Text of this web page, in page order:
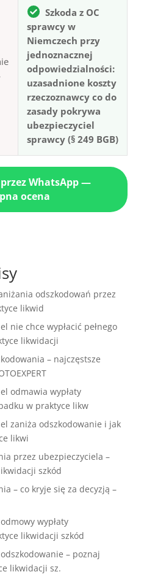
Szkoda z OC
sprawcy w
Niemczech przy
jednoznacznej
odpowiedzialności:
uzasadnione koszty
rzeczoznawcy co do
zasady pokrywa
ubezpieczyciel
sprawcy (§ 249 BGB)
przez WhatsApp —
ocena
odszkodowań przez
likwid
nie chce wypłacić pełnego
likwidacji
– najczęstsze
odmawia wypłaty
w praktyce likw
zaniża odszkodowanie i jak
likwi
przez ubezpieczyciela –
szkód
– co kryje się za decyzją –
wypłaty
likwidacji szkód
– poznaj
likwidacji sz.